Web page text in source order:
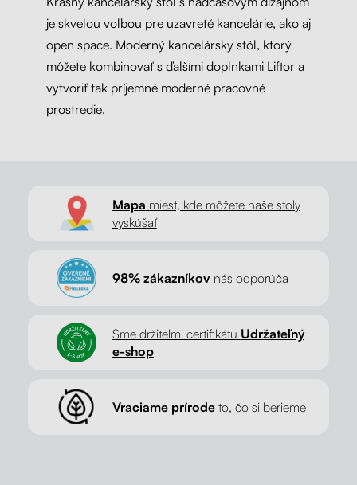
je skvelou voľbou pre uzavreté kancelárie, ako aj
open space. Moderný kancelársky stôl, ktorý
môžete kombinovať s ďalšími doplnkami Liftor a
vytvoriť tak príjemné moderné pracovné
prostredie.
Mapa miest, kde môžete naše stoly
vyskúšať
98% zákazníkovnás odporúča
Sme držiteľmi certifikátu Udržateľný
e-shop
Vraciame prírodeto, čo si berieme